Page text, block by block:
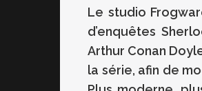
Le studio
d’enquêtes
Arthur Conan
la série, afin de